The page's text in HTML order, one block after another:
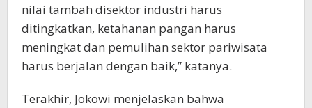
nilai tambah disektor industri harus
ditingkatkan, ketahanan pangan harus
meningkat dan pemulihan sektor pariwisata
harus berjalan dengan baik,” katanya.
Terakhir, Jokowi menjelaskan bahwa